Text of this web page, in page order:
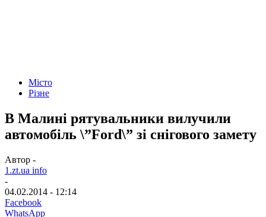
Місто
Різне
В Малині рятувальники вилучили
автомобіль \”Ford\” зі снігового замету
Автор -
1.zt.ua info
-
04.02.2014 - 12:14
Facebook
WhatsApp